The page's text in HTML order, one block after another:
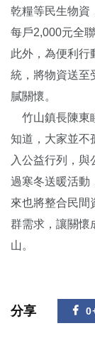
乾糧等民生物資
每戶2,000元全
此外，為便利行
統，將物資送至
膩關懷。
竹山鎮長陳東
知道，大家並不
入公益行列，
過寒冬送暖活動
來也將整合民間
群需求，讓關懷
山。
分享